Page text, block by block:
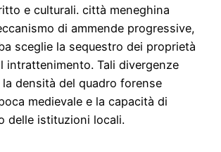
e culturali. città meneghina
di ammende progressive,
sceglie la sequestro dei proprietà
intrattenimento. Tali divergenze
densità del quadro forense
medievale e la capacità di
delle istituzioni locali.